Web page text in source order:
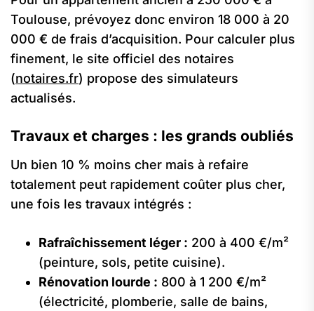
Toulouse, prévoyez donc environ 18 000 à 20
000 € de frais d’acquisition. Pour calculer plus
finement, le site officiel des notaires
(notaires.fr) propose des simulateurs
actualisés.
Travaux et charges : les grands oubliés
Un bien 10 % moins cher mais à refaire
totalement peut rapidement coûter plus cher,
une fois les travaux intégrés :
Rafraîchissement léger : 200 à 400 €/m²
(peinture, sols, petite cuisine).
Rénovation lourde : 800 à 1 200 €/m²
(électricité, plomberie, salle de bains,